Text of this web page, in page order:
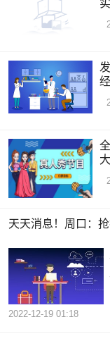
天天消息！周口：
2022-12-19 01:18